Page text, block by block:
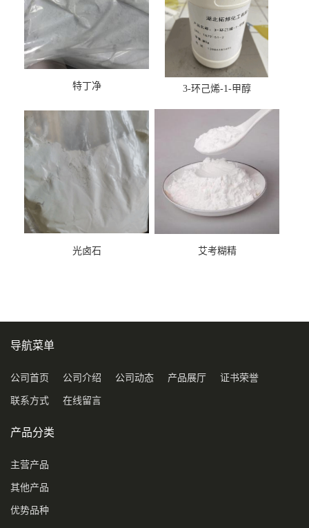
特丁净 3-环己烯-1-甲醇
光卤石 艾考糊精
导航菜单
公司首页 公司介绍 公司动态 产品展厅 证书荣誉
联系方式 在线留言
产品分类
主营产品
其他产品
优势品种